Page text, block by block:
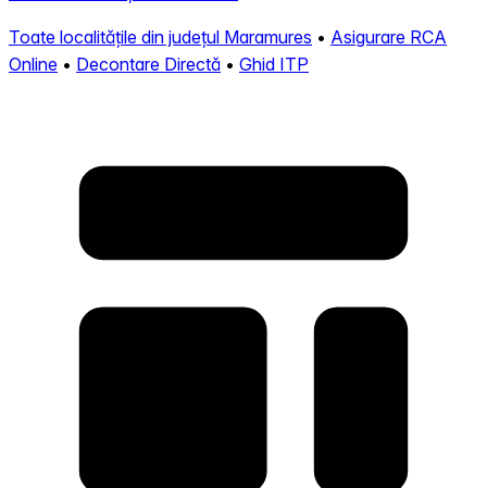
Toate localitățile din județul Maramures • Asigurare RCA
Online • Decontare Directă • Ghid ITP